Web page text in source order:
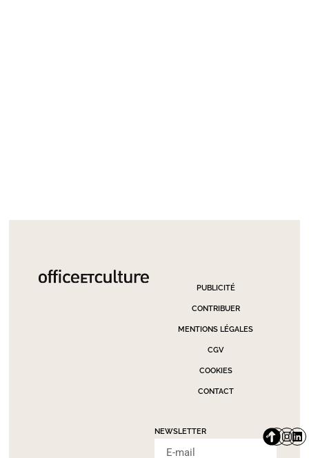
PUBLICITÉ
CONTRIBUER
MENTIONS LÉGALES
CGV
COOKIES
CONTACT
NEWSLETTER